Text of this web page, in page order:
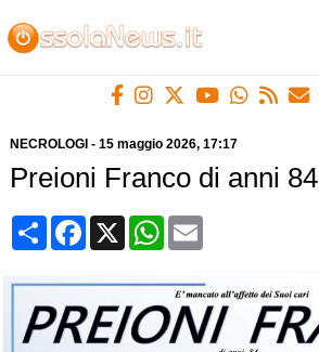
NECROLOGI - 15 maggio 2026, 17:17
Preioni Franco di anni 84
CondividiFacebook
X WhatsApp
Email